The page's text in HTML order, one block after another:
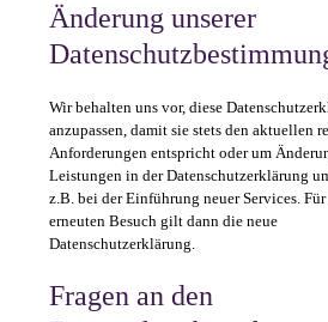
Änderung unserer
Wir behalten uns vor, diese
anzupassen, damit sie stets den aktuellen
Anforderungen entspricht oder um
Leistungen in der Datenschutzerklärung
z.B. bei der Einführung neuer Services.
erneuten Besuch gilt dann die neue
Datenschutzerklärung.
Fragen an den